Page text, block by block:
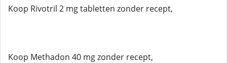
Koop Rivotril 2 mg tabletten zonder recept,
Koop Methadon 40 mg zonder recept,